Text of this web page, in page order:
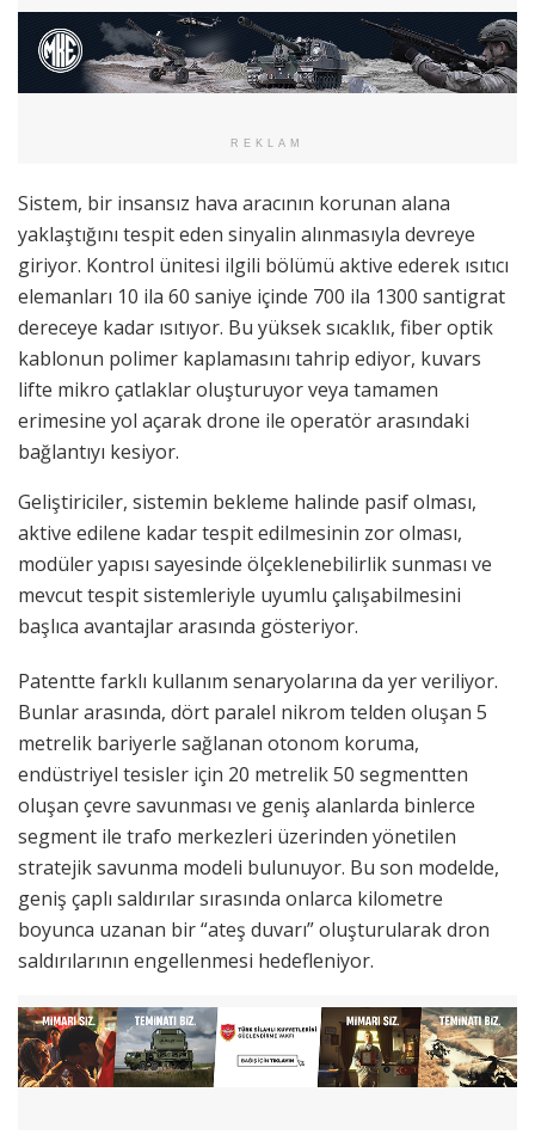
REKLAM
Sistem, bir insansız hava aracının korunan alana
yaklaştığını tespit eden sinyalin alınmasıyla devreye
giriyor. Kontrol ünitesi ilgili bölümü aktive ederek ısıtıcı
elemanları 10 ila 60 saniye içinde 700 ila 1300 santigrat
dereceye kadar ısıtıyor. Bu yüksek sıcaklık, fiber optik
kablonun polimer kaplamasını tahrip ediyor, kuvars
lifte mikro çatlaklar oluşturuyor veya tamamen
erimesine yol açarak drone ile operatör arasındaki
bağlantıyı kesiyor.
Geliştiriciler, sistemin bekleme halinde pasif olması,
aktive edilene kadar tespit edilmesinin zor olması,
modüler yapısı sayesinde ölçeklenebilirlik sunması ve
mevcut tespit sistemleriyle uyumlu çalışabilmesini
başlıca avantajlar arasında gösteriyor.
Patentte farklı kullanım senaryolarına da yer veriliyor.
Bunlar arasında, dört paralel nikrom telden oluşan 5
metrelik bariyerle sağlanan otonom koruma,
endüstriyel tesisler için 20 metrelik 50 segmentten
oluşan çevre savunması ve geniş alanlarda binlerce
segment ile trafo merkezleri üzerinden yönetilen
stratejik savunma modeli bulunuyor. Bu son modelde,
geniş çaplı saldırılar sırasında onlarca kilometre
boyunca uzanan bir “ateş duvarı” oluşturularak dron
saldırılarının engellenmesi hedefleniyor.